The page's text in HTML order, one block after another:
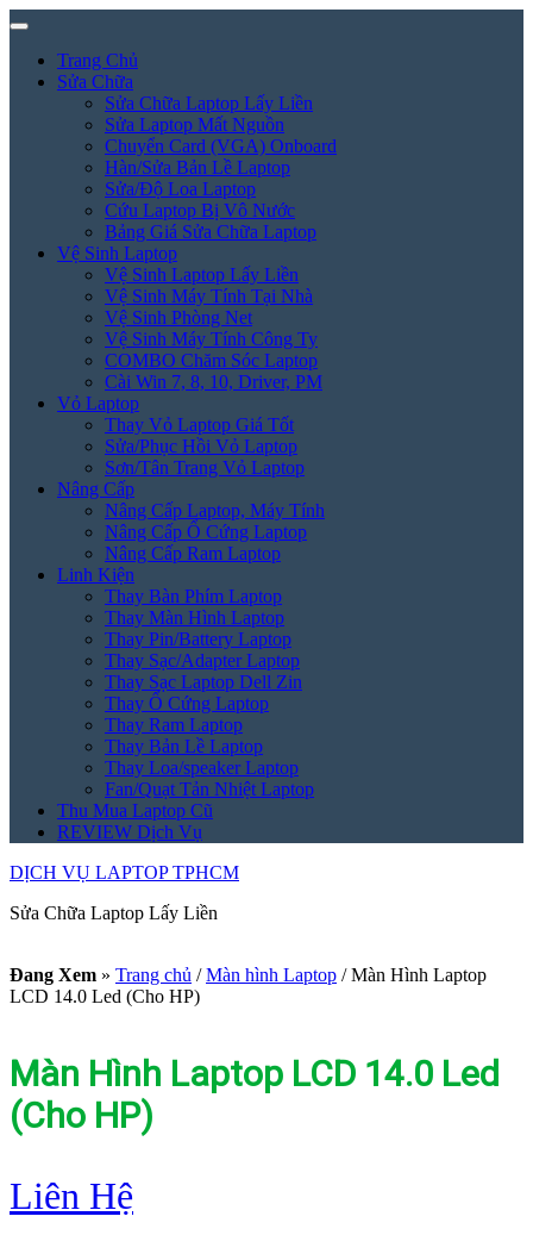
Trang Chủ
Sửa Chữa
Sửa Chữa Laptop Lấy Liền
Sửa Laptop Mất Nguồn
Chuyển Card (VGA) Onboard
Hàn/Sửa Bản Lề Laptop
Sửa/Độ Loa Laptop
Cứu Laptop Bị Vô Nước
Bảng Giá Sửa Chữa Laptop
Vệ Sinh Laptop
Vệ Sinh Laptop Lấy Liền
Vệ Sinh Máy Tính Tại Nhà
Vệ Sinh Phòng Net
Vệ Sinh Máy Tính Công Ty
COMBO Chăm Sóc Laptop
Cài Win 7, 8, 10, Driver, PM
Vỏ Laptop
Thay Vỏ Laptop Giá Tốt
Sửa/Phục Hồi Vỏ Laptop
Sơn/Tân Trang Vỏ Laptop
Nâng Cấp
Nâng Cấp Laptop, Máy Tính
Nâng Cấp Ổ Cứng Laptop
Nâng Cấp Ram Laptop
Linh Kiện
Thay Bàn Phím Laptop
Thay Màn Hình Laptop
Thay Pin/Battery Laptop
Thay Sạc/Adapter Laptop
Thay Sạc Laptop Dell Zin
Thay Ổ Cứng Laptop
Thay Ram Laptop
Thay Bản Lề Laptop
Thay Loa/speaker Laptop
Fan/Quạt Tản Nhiệt Laptop
Thu Mua Laptop Cũ
REVIEW Dịch Vụ
DỊCH VỤ LAPTOP TPHCM
Sửa Chữa Laptop Lấy Liền
Đang Xem » Trang chủ / Màn hình Laptop /Màn Hình Laptop
LCD 14.0 Led (Cho HP)
Màn Hình Laptop LCD 14.0 Led
(Cho HP)
Liên Hệ